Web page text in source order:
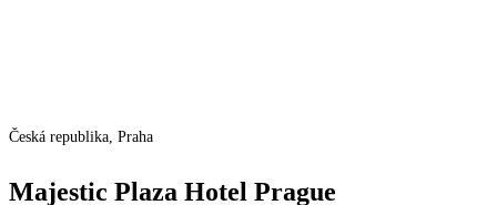
Česká republika, Praha
Majestic Plaza Hotel Prague